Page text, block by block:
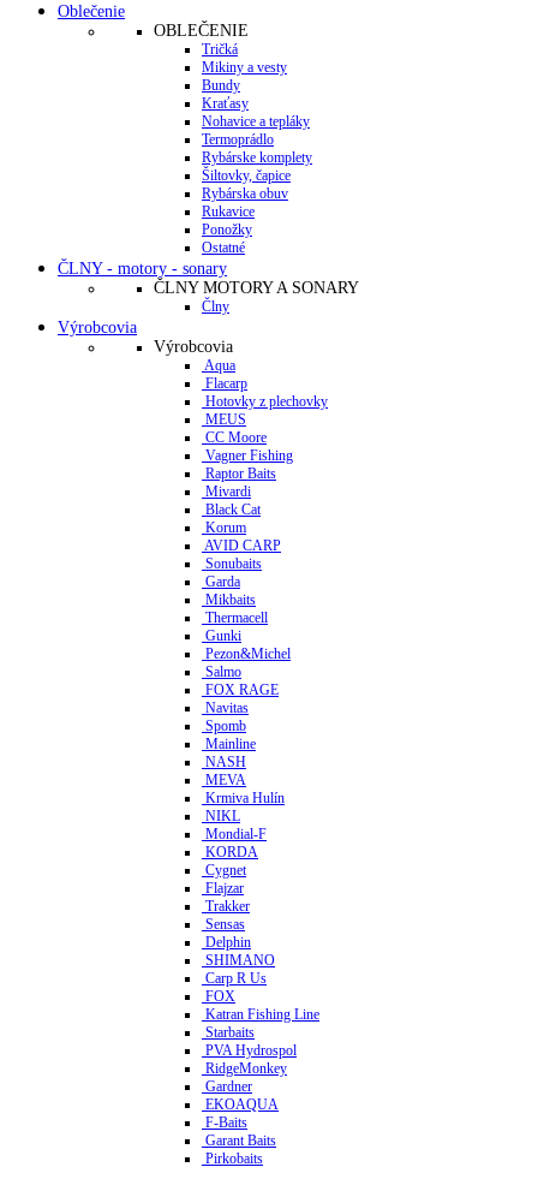
Oblečenie
OBLEČENIE
Tričká
Mikiny a vesty
Bundy
Kraťasy
Nohavice a tepláky
Termoprádlo
Rybárske komplety
Šiltovky, čapice
Rybárska obuv
Rukavice
Ponožky
Ostatné
ČLNY - motory - sonary
ČLNY MOTORY A SONARY
Člny
Výrobcovia
Výrobcovia
Aqua
Flacarp
Hotovky z plechovky
MEUS
CC Moore
Vagner Fishing
Raptor Baits
Mivardi
Black Cat
Korum
AVID CARP
Sonubaits
Garda
Mikbaits
Thermacell
Gunki
Pezon&Michel
Salmo
FOX RAGE
Navitas
Spomb
Mainline
NASH
MEVA
Krmiva Hulín
NIKL
Mondial-F
KORDA
Cygnet
Flajzar
Trakker
Sensas
Delphin
SHIMANO
Carp R Us
FOX
Katran Fishing Line
Starbaits
PVA Hydrospol
RidgeMonkey
Gardner
EKOAQUA
F-Baits
Garant Baits
Pirkobaits